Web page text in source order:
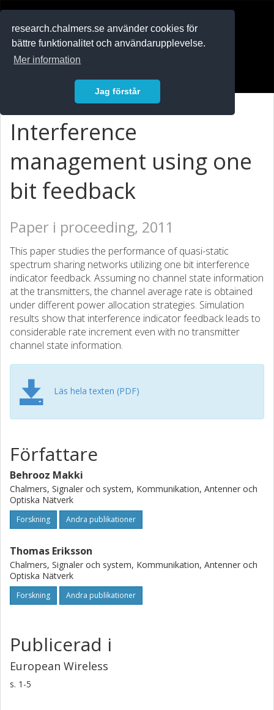
research.chalmers.se använder cookies för
bättre funktionalitet och användarupplevelse.
Mer information
Jag förstår
Interference
management using one
bit feedback
Paper i proceeding, 2011
This paper studies the performance of quasi-static
spectrum sharing networks utilizing one bit interference
indicator feedback. Assuming no channel state information
at the transmitters, the channel average rate is obtained
under different power allocation strategies. Simulation
results show that interference indicator feedback leads to
considerable rate increment even with no transmitter
channel state information.
Läs hela texten (PDF)
Författare
Behrooz Makki
Chalmers, Signaler och system, Kommunikation, Antenner och
Optiska Nätverk
Forskning Andra publikationer
Thomas Eriksson
Chalmers, Signaler och system, Kommunikation, Antenner och
Optiska Nätverk
Forskning Andra publikationer
Publicerad i
European Wireless
s. 1-5